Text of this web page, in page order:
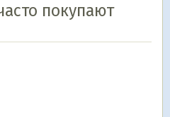
покупают